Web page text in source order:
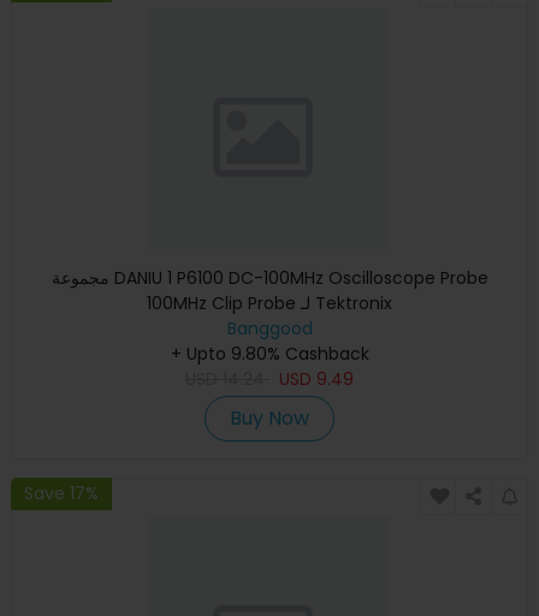
مجموعة DANIU 1 P6100 DC-100MHz Oscilloscope Probe
100MHz Clip Probe لـ Tektronix
Banggood
+ Upto 9.80% Cashback
USD 9.49
Buy Now
Save 17%